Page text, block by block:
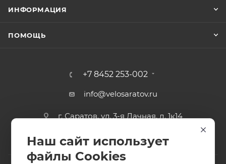
ИНФОРМАЦИЯ
ПОМОЩЬ
+7 8452 253-002
info@velosaratov.ru
г. Саратов, ул. 3-я Дачная, д. 1к14
Наш сайт использует
файлы Cookies